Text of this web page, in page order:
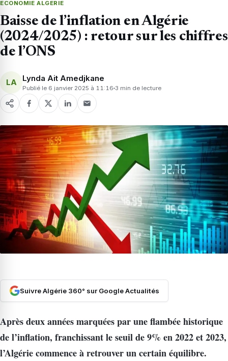
ECONOMIE ALGERIE
Baisse de l’inflation en Algérie
(2024/2025) : retour sur les chiffres
de l’ONS
LA Lynda Ait Amedjkane
Publié le 6 janvier 2025 à 11:16 3 min de lecture
Suivre Algérie 360° sur Google Actualités
Après deux années marquées par une flambée historique
de l’inflation, franchissant le seuil de 9% en 2022 et 2023,
l’Algérie commence à retrouver un certain équilibre.